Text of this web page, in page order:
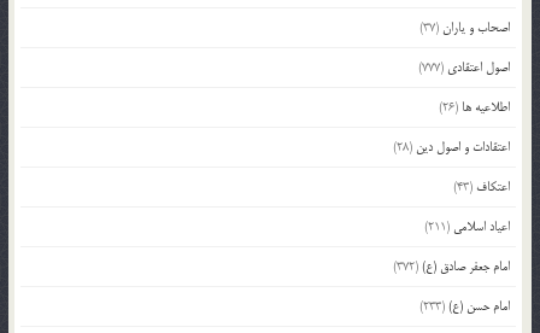
اصحاب و یاران (37)
اصول اعتقادی (777)
اطلاعیه ها (26)
اعتقادات و اصول دین (28)
اعتکاف (43)
اعیاد اسلامی (211)
امام جعفر صادق (ع)(372)
امام حسن (ع)(233)